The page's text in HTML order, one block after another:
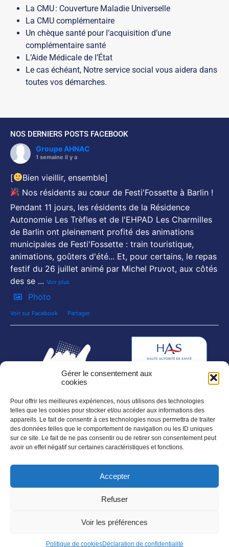
Gérer le consentement aux
cookies
Pour offrir les meilleures expériences, nous utilisons des technologies
telles que les cookies pour stocker et/ou accéder aux informations des
appareils. Le fait de consentir à ces technologies nous permettra de traiter
des données telles que le comportement de navigation ou les ID uniques
sur ce site. Le fait de ne pas consentir ou de retirer son consentement peut
avoir un effet négatif sur certaines caractéristiques et fonctions.
Accepter
Refuser
Voir les préférences
Politique de cookiesDéclaration de confidentialité
La CMU : Couverture Maladie Universelle
La CMU complémentaire
Un chèque santé pour l’acquisition d’une
complémentaire santé
L’Aide Médicale de l’État
Le cas échéant, Notre service social vous aidera dans
toutes vos démarches.
SUIVEZ NOUS SUR :
NOS DERNIERS POSTS FACEBOOK
Groupe AHNAC
1 semaine il y a
[
Bien vieillir, ensemble]
Nos résidents au cœur de Festi'Fossette à Barlin !
Pendant 11 jours, les résidents de la Résidence
Autonomie Les Trèfles et de l'EHPAD Les Charmilles
de Barlin ont pleinement profité des animations
municipales de Festi'Fossette : train touristique,
animations, goûters d'été... Et, pour certains, le repas
festif du 26 juillet animé par Michel Pruvot, aux côtés
des se ... Voir plus
Photo
Voir sur Facebook · Partager